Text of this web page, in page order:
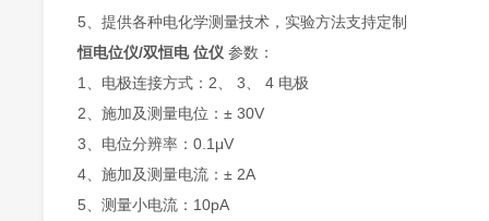
5、 提供各种电化学测量技术，实验方法支持定制
恒电位仪/双恒电 位仪参数：
1、 电极连接方式：2、 3、 4 电极
2、 施加及测量电位：± 30V
3、 电位分辨率：0.1μV
4、 施加及测量电流：± 2A
5、 测量小电流：10pA